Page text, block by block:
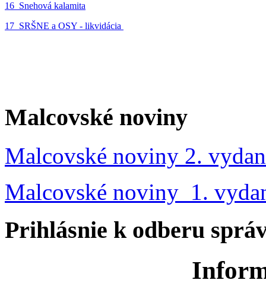
16_Snehová kalamita
17_SRŠNE a OSY - likvidácia
Malcovské noviny
Malcovské noviny 2.
Malcovské noviny 1.
Prihlásnie k odberu